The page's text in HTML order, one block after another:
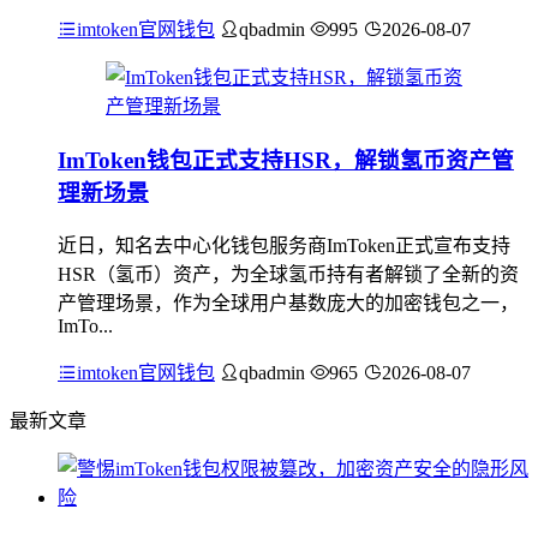
imtoken官网钱包 qbadmin 995 2026-08-07
ImToken钱包正式支持HSR，解锁氢币资产管
理新场景
近日，知名去中心化钱包服务商ImToken正式宣布支持
HSR（氢币）资产，为全球氢币持有者解锁了全新的资
产管理场景，作为全球用户基数庞大的加密钱包之一，
ImTo...
imtoken官网钱包 qbadmin 965 2026-08-07
最新文章